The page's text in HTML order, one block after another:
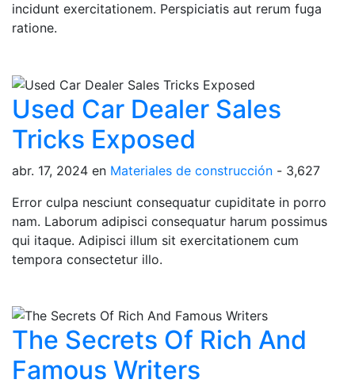
incidunt exercitationem. Perspiciatis aut rerum fuga
ratione.
Used Car Dealer Sales
Tricks Exposed
abr. 17, 2024 en Materiales de construcción - 3,627
Error culpa nesciunt consequatur cupiditate in porro
nam. Laborum adipisci consequatur harum possimus
qui itaque. Adipisci illum sit exercitationem cum
tempora consectetur illo.
The Secrets Of Rich And
Famous Writers